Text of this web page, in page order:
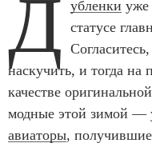
Д убленки уже
статусе
наскучить, и тогда на
качестве
модные этой зимой —
авиаторы, получившие